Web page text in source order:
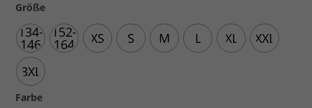
Größe
134-
146
152-
164 XS S M L XL
XXL
3XL
Farbe